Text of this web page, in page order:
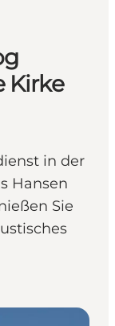
Kirke
in der
Hansen
Sie